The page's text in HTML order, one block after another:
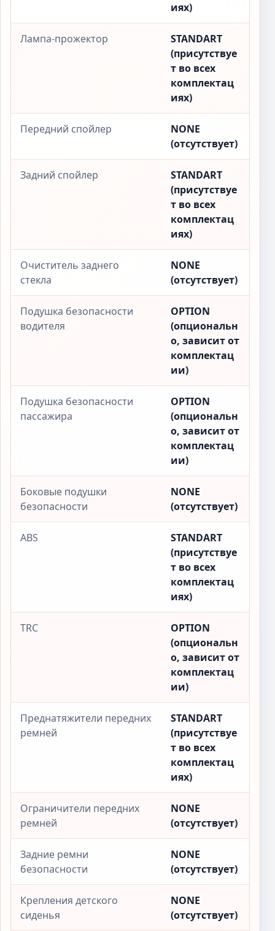
иях)
Лампа-прожектор
STANDART
(присутствуе
т во всех
комплектац
иях)
Передний спойлер
NONE
(отсутствует)
Задний спойлер
STANDART
(присутствуе
т во всех
комплектац
иях)
Очиститель заднего
стекла
NONE
(отсутствует)
Подушка безопасности
водителя
OPTION
(опциональн
о, зависит от
комплектац
ии)
Подушка безопасности
пассажира
OPTION
(опциональн
о, зависит от
комплектац
ии)
Боковые подушки
безопасности
NONE
(отсутствует)
ABS
STANDART
(присутствуе
т во всех
комплектац
иях)
TRC
OPTION
(опциональн
о, зависит от
комплектац
ии)
Преднатяжители передних
ремней
STANDART
(присутствуе
т во всех
комплектац
иях)
Ограничители передних
ремней
NONE
(отсутствует)
Задние ремни
безопасности
NONE
(отсутствует)
Крепления детского
сиденья
NONE
(отсутствует)